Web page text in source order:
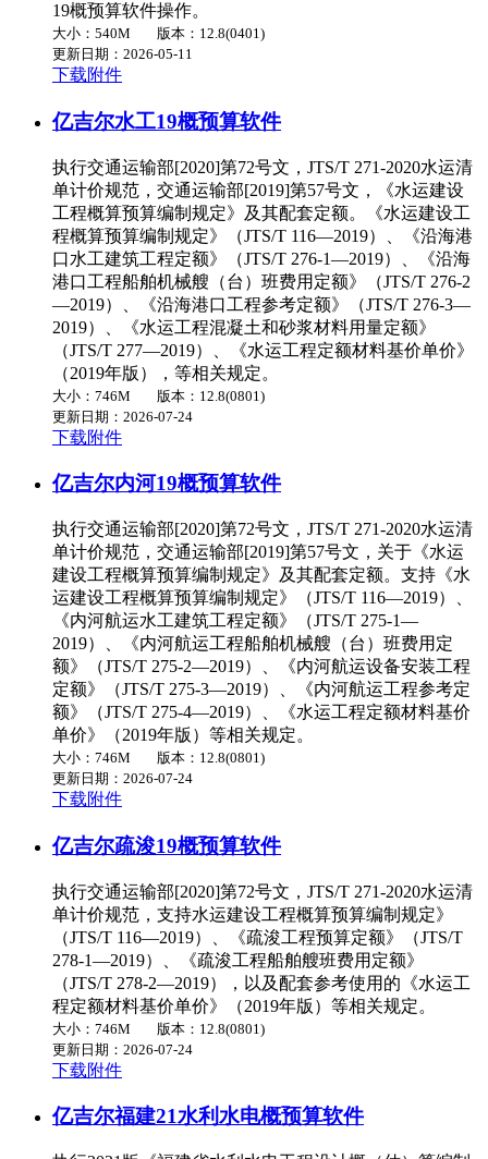
19概预算软件操作。
大小：540M
版本：12.8(0401)
更新日期：2026-05-11
下载附件
亿吉尔水工19概预算软件
执行交通运输部[2020]第72号文，JTS/T 271-2020水运清
单计价规范，交通运输部[2019]第57号文，《水运建设
工程概算预算编制规定》及其配套定额。《水运建设工
程概算预算编制规定》（JTS/T 116—2019）、《沿海港
口水工建筑工程定额》（JTS/T 276-1—2019）、《沿海
港口工程船舶机械艘（台）班费用定额》（JTS/T 276-2
—2019）、《沿海港口工程参考定额》（JTS/T 276-3—
2019）、《水运工程混凝土和砂浆材料用量定额》
（JTS/T 277—2019）、《水运工程定额材料基价单价》
（2019年版），等相关规定。
大小：746M
版本：12.8(0801)
更新日期：2026-07-24
下载附件
亿吉尔内河19概预算软件
执行交通运输部[2020]第72号文，JTS/T 271-2020水运清
单计价规范，交通运输部[2019]第57号文，关于《水运
建设工程概算预算编制规定》及其配套定额。支持《水
运建设工程概算预算编制规定》（JTS/T 116—2019）、
《内河航运水工建筑工程定额》（JTS/T 275-1—
2019）、《内河航运工程船舶机械艘（台）班费用定
额》（JTS/T 275-2—2019）、《内河航运设备安装工程
定额》（JTS/T 275-3—2019）、《内河航运工程参考定
额》（JTS/T 275-4—2019）、《水运工程定额材料基价
单价》（2019年版）等相关规定。
大小：746M
版本：12.8(0801)
更新日期：2026-07-24
下载附件
亿吉尔疏浚19概预算软件
执行交通运输部[2020]第72号文，JTS/T 271-2020水运清
单计价规范，支持水运建设工程概算预算编制规定》
（JTS/T 116—2019）、《疏浚工程预算定额》（JTS/T
278-1—2019）、《疏浚工程船舶艘班费用定额》
（JTS/T 278-2—2019），以及配套参考使用的《水运工
程定额材料基价单价》（2019年版）等相关规定。
大小：746M
版本：12.8(0801)
更新日期：2026-07-24
下载附件
亿吉尔福建21水利水电概预算软件